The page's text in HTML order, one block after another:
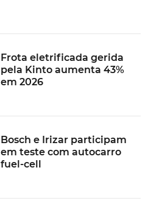
Frota eletrificada gerida
pela Kinto aumenta 43%
em 2026
Bosch e Irizar participam
em teste com autocarro
fuel-cell